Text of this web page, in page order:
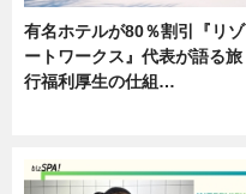
有名ホテルが80％割引『リゾ
ートワークス』代表が語る旅
行福利厚生の仕組…